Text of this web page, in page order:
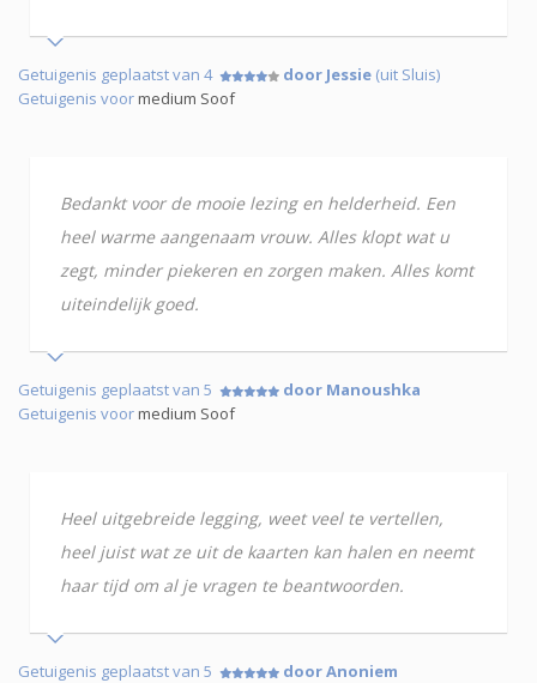
Getuigenis geplaatst van 4 door Jessie (uit Sluis)
Getuigenis voormedium Soof
Bedankt voor de mooie lezing en helderheid. Een
heel warme aangenaam vrouw. Alles klopt wat u
zegt, minder piekeren en zorgen maken. Alles komt
uiteindelijk goed.
Getuigenis geplaatst van 5
door Manoushka
Getuigenis voormedium Soof
Heel uitgebreide legging, weet veel te vertellen,
heel juist wat ze uit de kaarten kan halen en neemt
haar tijd om al je vragen te beantwoorden.
Getuigenis geplaatst van 5
door Anoniem